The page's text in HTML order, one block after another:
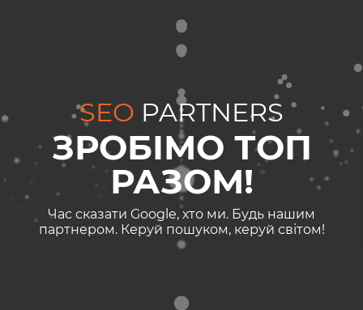
SEO PARTNERS
ЗРОБІМО ТОП
РАЗОМ!
Час сказати Google, хто ми. Будь нашим
партнером. Керуй пошуком, керуй світом!